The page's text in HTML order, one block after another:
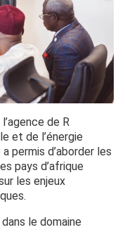
de R
et de l’énergie
permis d’aborder les
pays d’afrique
les enjeux
le domaine